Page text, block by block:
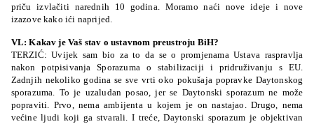
priču izvlačiti narednih 10 godina. Moramo naći nove ideje i nove
izazove kako ići naprijed.
VL: Kakav je Vaš stav o ustavnom preustroju BiH?
TERZIĆ: Uvijek sam bio za to da se o promjenama Ustava raspravlja
nakon potpisivanja Sporazuma o stabilizaciji i pridruživanju s EU.
Zadnjih nekoliko godina se sve vrti oko pokušaja popravke Daytonskog
sporazuma. To je uzaludan posao, jer se Daytonski sporazum ne može
popraviti. Prvo, nema ambijenta u kojem je on nastajao. Drugo, nema
većine ljudi koji ga stvarali. I treće, Daytonski sporazum je objektivan